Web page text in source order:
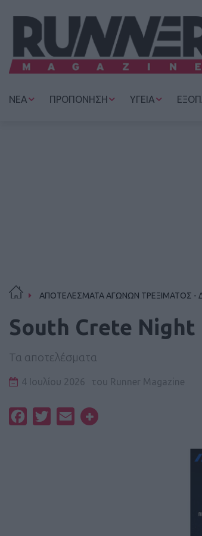
ΝΕΑ ΠΡΟΠΟΝΗΣΗ ΥΓΕΙΑ
ΑΠΟΤΕΛΕΣΜΑΤΑ ΑΓΩΝΩΝ ΤΡΕΞΙΜΑΤΟΣ -
South Crete Night
Τα αποτελέσματα
4 Ιουλίου 2026 του Runner Magazine
FacebookTwitterEmail